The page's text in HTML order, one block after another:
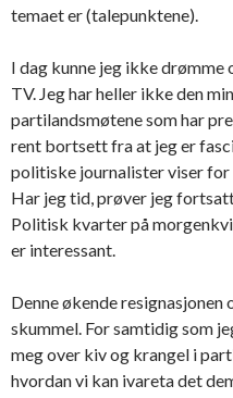
temaet er (talepunktene).
I dag kunne jeg ikke
TV. Jeg har heller ikke den
partilandsmøtene som har
rent bortsett fra at jeg er
politiske journalister viser
Har jeg tid, prøver jeg
Politisk kvarter på
er interessant.
Denne økende
skummel. For samtidig som
meg over kiv og krangel i
hvordan vi kan ivareta det